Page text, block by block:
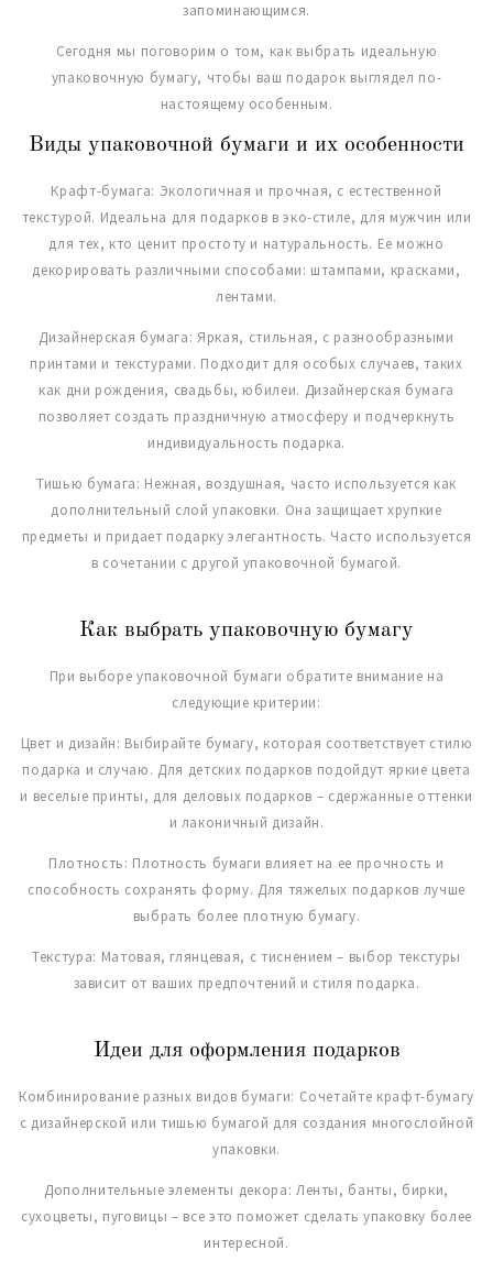
запоминающимся.
Сегодня мы поговорим о том, как выбрать идеальную
упаковочную бумагу, чтобы ваш подарок выглядел по-
настоящему особенным.
Виды упаковочной бумаги и их особенности
Крафт-бумага: Экологичная и прочная, с естественной
текстурой. Идеальна для подарков в эко-стиле, для мужчин или
для тех, кто ценит простоту и натуральность. Ее можно
декорировать различными способами: штампами, красками,
лентами.
Дизайнерская бумага: Яркая, стильная, с разнообразными
принтами и текстурами. Подходит для особых случаев, таких
как дни рождения, свадьбы, юбилеи. Дизайнерская бумага
позволяет создать праздничную атмосферу и подчеркнуть
индивидуальность подарка.
Тишью бумага: Нежная, воздушная, часто используется как
дополнительный слой упаковки. Она защищает хрупкие
предметы и придает подарку элегантность. Часто используется
в сочетании с другой упаковочной бумагой.
Как выбрать упаковочную бумагу
При выборе упаковочной бумаги обратите внимание на
следующие критерии:
Цвет и дизайн: Выбирайте бумагу, которая соответствует стилю
подарка и случаю. Для детских подарков подойдут яркие цвета
и веселые принты, для деловых подарков – сдержанные оттенки
и лаконичный дизайн.
Плотность: Плотность бумаги влияет на ее прочность и
способность сохранять форму. Для тяжелых подарков лучше
выбрать более плотную бумагу.
Текстура: Матовая, глянцевая, с тиснением – выбор текстуры
зависит от ваших предпочтений и стиля подарка.
Идеи для оформления подарков
Комбинирование разных видов бумаги: Сочетайте крафт-бумагу
с дизайнерской или тишью бумагой для создания многослойной
упаковки.
Дополнительные элементы декора: Ленты, банты, бирки,
сухоцветы, пуговицы – все это поможет сделать упаковку более
интересной.